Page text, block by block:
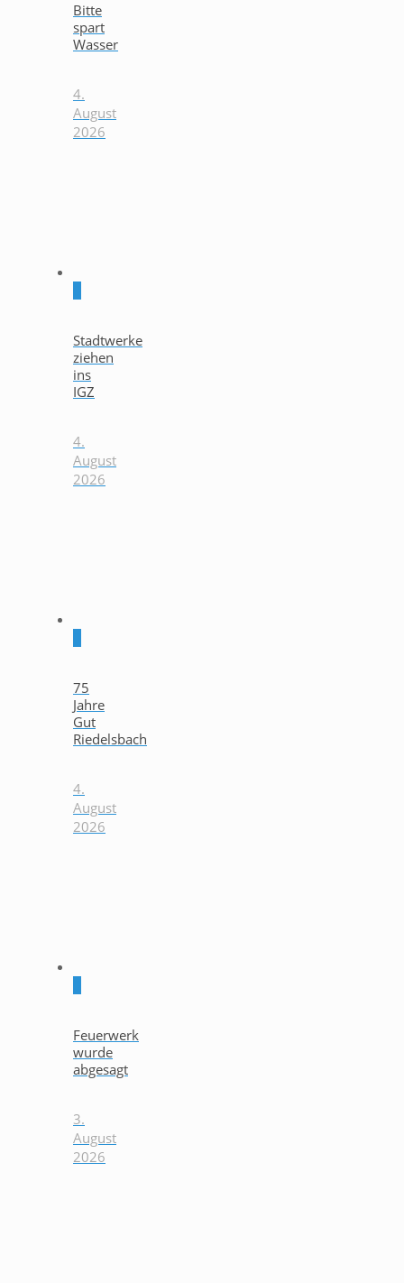
Bitte
spart
Wasser
4.
August
2026
Stadtwerke
ziehen
ins
IGZ
4.
August
2026
75
Jahre
Gut
Riedelsbach
4.
August
2026
Feuerwerk
wurde
abgesagt
3.
August
2026